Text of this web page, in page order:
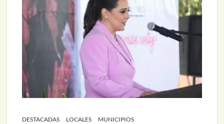
DESTACADAS LOCALES MUNICIPIOS